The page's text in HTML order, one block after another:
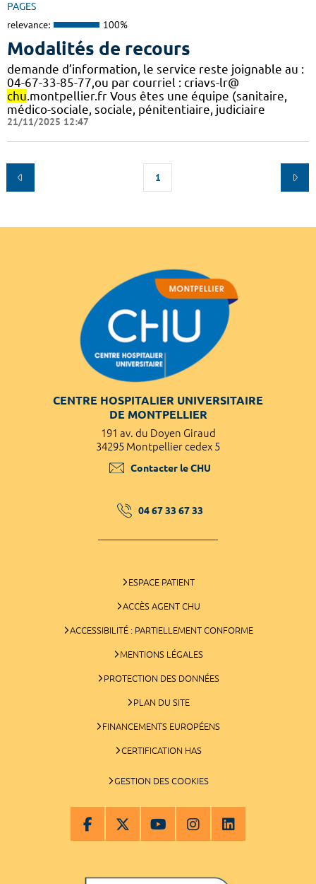
PAGES
relevance: 100%
Modalités de recours
demande d’information, le service reste joignable au :
04-67-33-85-77,ou par courriel : criavs-lr@
chu .montpellier.fr Vous êtes une équipe (sanitaire,
médico-sociale, sociale, pénitentiaire, judiciaire
21/11/2025 12:47
1
CENTRE HOSPITALIER UNIVERSITAIRE
DE MONTPELLIER
191 av. du Doyen Giraud
34295 Montpellier cedex 5
Contacter le CHU
04 67 33 67 33
ESPACE PATIENT
ACCÈS AGENT CHU
ACCESSIBILITÉ : PARTIELLEMENT CONFORME
MENTIONS LÉGALES
PROTECTION DES DONNÉES
PLAN DU SITE
FINANCEMENTS EUROPÉENS
CERTIFICATION HAS
GESTION DES COOKIES